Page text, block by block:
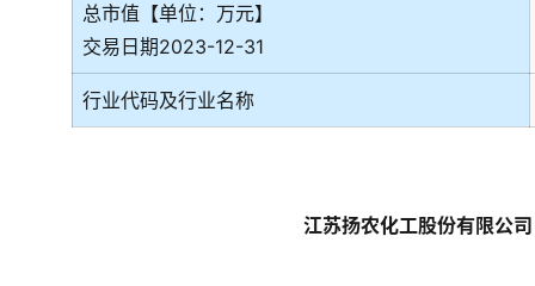
总市值【单位：万元】
交易日期2023-12-31
行业代码及行业名称
江苏扬农化工股份有限公司